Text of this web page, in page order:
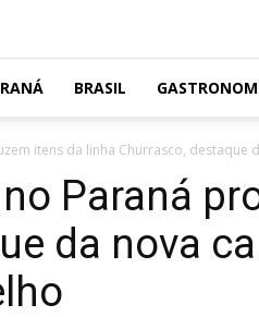
BRASIL
itens da linha Churrasco, destaque
Paraná
da nova